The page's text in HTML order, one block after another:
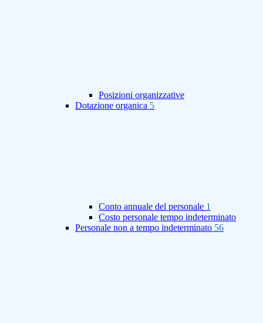
Posizioni organizzative
Dotazione organica 5
Conto annuale del personale 1
Costo personale tempo indeterminato
Personale non a tempo indeterminato 56